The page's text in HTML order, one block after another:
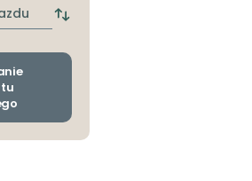
przystanek
Zmiana
odjazdu